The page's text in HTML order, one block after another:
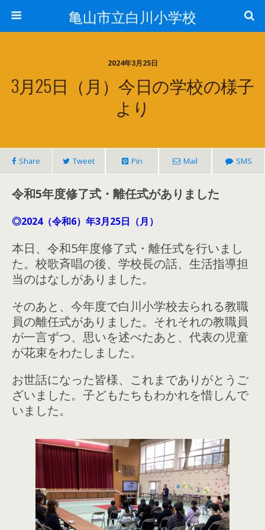
亀山市立白川小学校
2024年3月25日
3月25日（月）今日の学校の様子
より
Share Tweet Pin Mail SMS
令和5年度修了式・離任式がありました
◎2024（令和6）年3月25日（月 ）
本日、令和5年度修了式・離任式を行いまし
た。校歌斉唱の後、学校長の話、生活指導担
当のはなしがありました。
そのあと、今年度で白川小学校去られる教職
員の離任式がありました。それそれの教職員
が一言ずつ、思いを述べたあと、代表の児童
が花束をわたしました。
お世話になった皆様、これまでありがとうご
ざいました。子どもたちもわかれを惜しんで
いました。